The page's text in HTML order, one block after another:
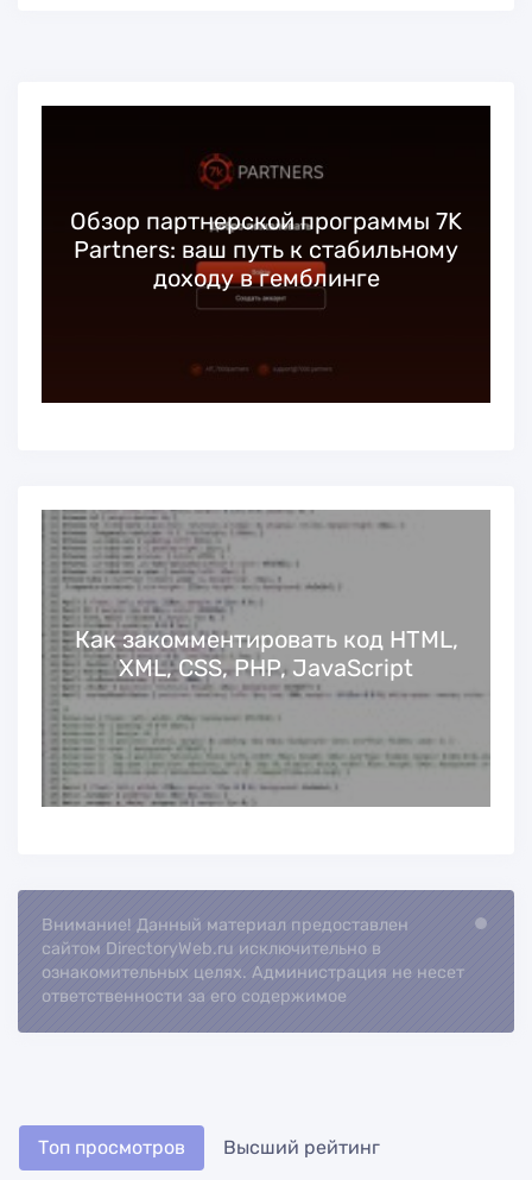
программы 7K
путь к стабильному
в гемблинге
Huffson Group:
программы в
код HTML,
CSS, PHP, JavaScript
Proxy-seller
Внимание! Данный материал предоставлен
сайтом DirectoryWeb.ru исключительно в
ознакомительных целях. Администрация не несет
ответственности за его содержимое
Топ просмотров
Высший рейтинг